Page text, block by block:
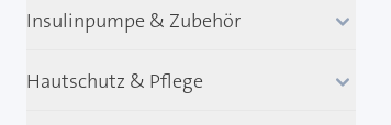
Insulinpumpe & Zubehör
Hautschutz & Pflege